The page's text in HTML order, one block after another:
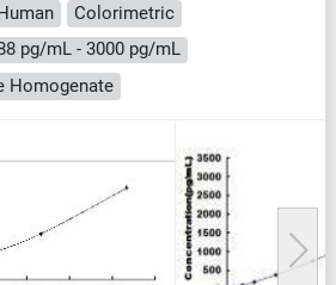
Colorimetric
pg/mL - 3000 pg/mL
Homogenate